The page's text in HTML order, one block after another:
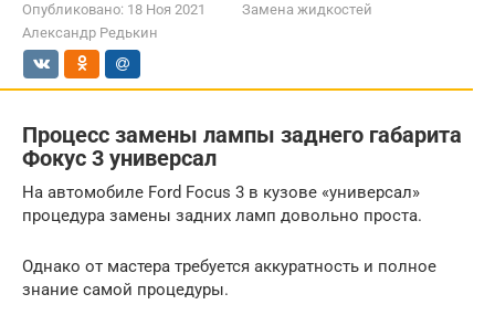
Опубликовано: 18 Ноя 2021
Замена жидкостей
Александр Редькин
Процесс замены лампы заднего габарита
Фокус 3 универсал
На автомобиле Ford Focus 3 в кузове «универсал»
процедура замены задних ламп довольно проста.
Однако от мастера требуется аккуратность и полное
знание самой процедуры.